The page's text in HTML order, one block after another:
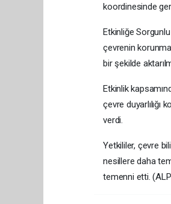
koordinesinde
Etkinliğe Sorgunlu
çevrenin
bir şekilde
Etkinlik
çevre duyarlılığı
verdi.
Yetkililer, çevre
nesillere daha
temenni etti.